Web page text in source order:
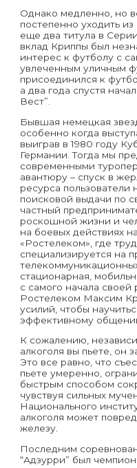
Однако медленно, но
постепенно уходить
еще два титула в
вклад Криппы был
интерес к футболу с
увлеченным уличным
присоединился к
а два года спустя
Вест”.
Бывшая немецкая
особенно когда
выиграв в 1980 году
Германии. Тогда мы
современными
авантюру – спуск в
ресурса пользователи
поисковой выдачи по
частный
роскошной жизни и
на боевых действиях
«Ростелеком», где
специализируется на
стационарная,
с самого начала своей
Ростелеком Максим
усилий, чтобы
эффективному
К сожалению,
алкоголя вы пьете, он
Это все равно, что
пьете умеренно,
быстрым способом
чувствуя сильных
Национального
алкоголя может
железу.
Последним
“Адзурри” был